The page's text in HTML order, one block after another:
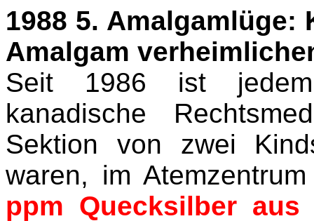
1988 5.
Amalgam
Seit 1986 ist
kanadische
Sektion von zwei
waren, im
ppm Quecksilber